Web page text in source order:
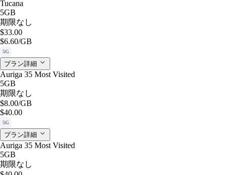
Tucana
5GB
期限なし
$33.00
$6.60/GB
5G
プラン詳細
Auriga 35 Most Visited
5GB
期限なし
$8.00/GB
$40.00
5G
プラン詳細
Auriga 35 Most Visited
5GB
期限なし